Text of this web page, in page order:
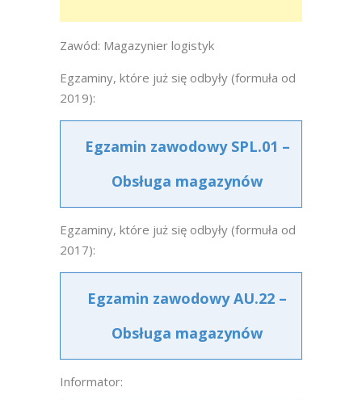
Zawód: Magazynier logistyk
Egzaminy, które już się odbyły (formuła od
2019):
Egzamin zawodowy SPL.01 –
Obsługa magazynów
Egzaminy, które już się odbyły (formuła od
2017):
Egzamin zawodowy AU.22 –
Obsługa magazynów
Informator: